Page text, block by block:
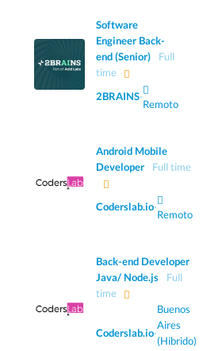
Software
Engineer Back-
end (Senior)
Full
time
2BRAINS·
Remoto
Android Mobile
Developer
Full time
Coderslab.io·
Remoto
Back-end Developer
Java/ Node.js
Full
time
Coderslab.io·
Buenos
Aires
(Híbrido)